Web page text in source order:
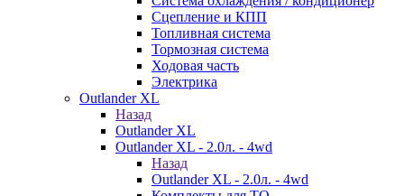
Сцепление и КПП
Топливная система
Тормозная система
Ходовая часть
Электрика
Outlander XL
Назад
Outlander XL
Outlander XL - 2.0л. - 4wd
Назад
Outlander XL - 2.0л. - 4wd